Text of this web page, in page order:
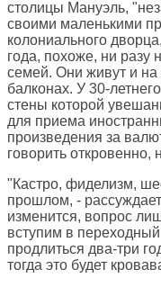
столицы Мануэль,
своими маленькими
колониального
года, похоже, ни разу
семей. Они живут и на
балконах. У 30-
стены которой
для приема
произведения за
говорить откровенно,
"Кастро, фиделизм,
прошлом, -
изменится, вопрос
вступим в
продлиться два-три
тогда это будет